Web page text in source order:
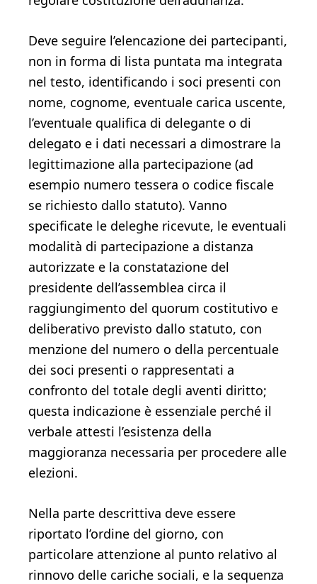
Deve seguire l’elencazione dei partecipanti,
non in forma di lista puntata ma integrata
nel testo, identificando i soci presenti con
nome, cognome, eventuale carica uscente,
l’eventuale qualifica di delegante o di
delegato e i dati necessari a dimostrare la
legittimazione alla partecipazione (ad
esempio numero tessera o codice fiscale
se richiesto dallo statuto). Vanno
specificate le deleghe ricevute, le eventuali
modalità di partecipazione a distanza
autorizzate e la constatazione del
presidente dell’assemblea circa il
raggiungimento del quorum costitutivo e
deliberativo previsto dallo statuto, con
menzione del numero o della percentuale
dei soci presenti o rappresentati a
confronto del totale degli aventi diritto;
questa indicazione è essenziale perché il
verbale attesti l’esistenza della
maggioranza necessaria per procedere alle
elezioni.
Nella parte descrittiva deve essere
riportato l’ordine del giorno, con
particolare attenzione al punto relativo al
rinnovo delle cariche sociali, e la sequenza